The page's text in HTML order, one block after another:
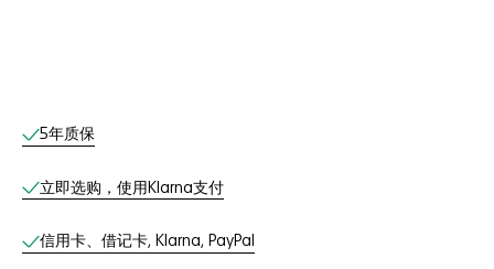
线上服务
5年质保
立即选购，使用Klarna支付
信用卡、借记卡, Klarna, PayPal